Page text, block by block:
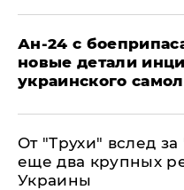
Ан-24 с
новые детали
украинского
От "Трухи" вслед
еще два крупных
Украины